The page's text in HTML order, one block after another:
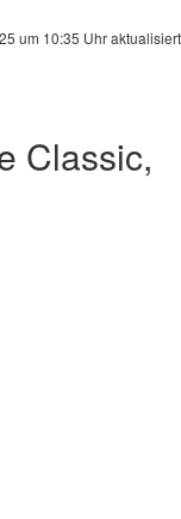
um 10:35 Uhr aktualisiert
Classic,